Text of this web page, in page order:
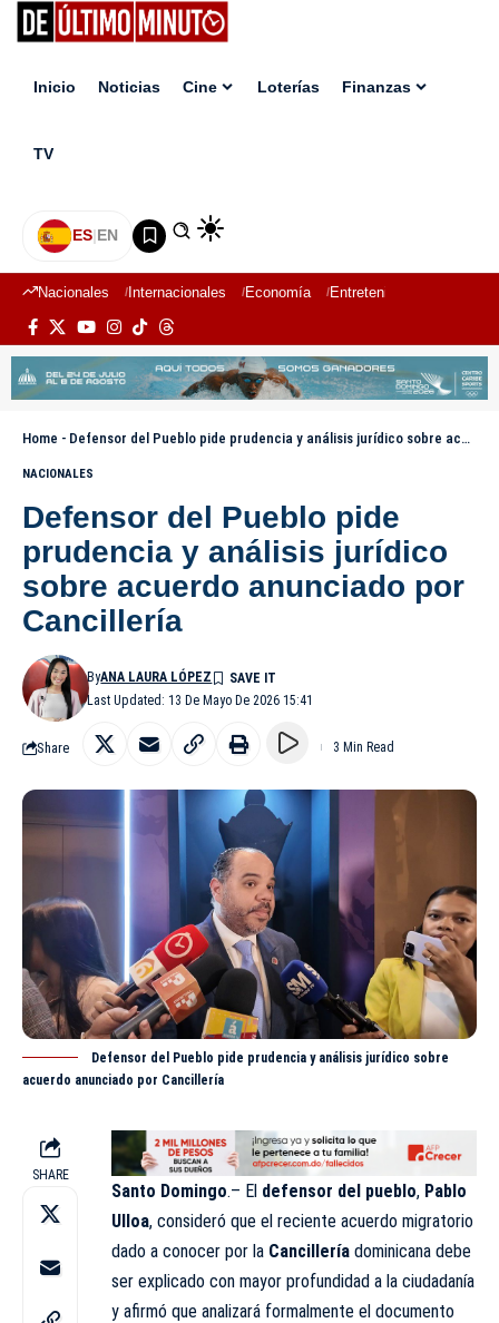
Inicio Noticias Cine Loterías Finanzas
TV
ES|EN
Nacionales Internacionales Economía Entretenimiento
Home - Defensor del Pueblo pide prudencia y análisis jurídico sobre acuerdo anunciado por Cancillería
NACIONALES
Defensor del Pueblo pide
prudencia y análisis jurídico
sobre acuerdo anunciado por
Cancillería
Last Updated: 13 De Mayo De 2026 15:41
ByANA LAURA LÓPEZ
Share 3 Min Read
Defensor del Pueblo pide prudencia y análisis jurídico sobre
acuerdo anunciado por Cancillería
SHARE
Santo Domingo.– El defensor del pueblo, Pablo
Ulloa, consideró que el reciente acuerdo migratorio
dado a conocer por la Cancillería dominicana debe
ser explicado con mayor profundidad a la ciudadanía
y afirmó que analizará formalmente el documento